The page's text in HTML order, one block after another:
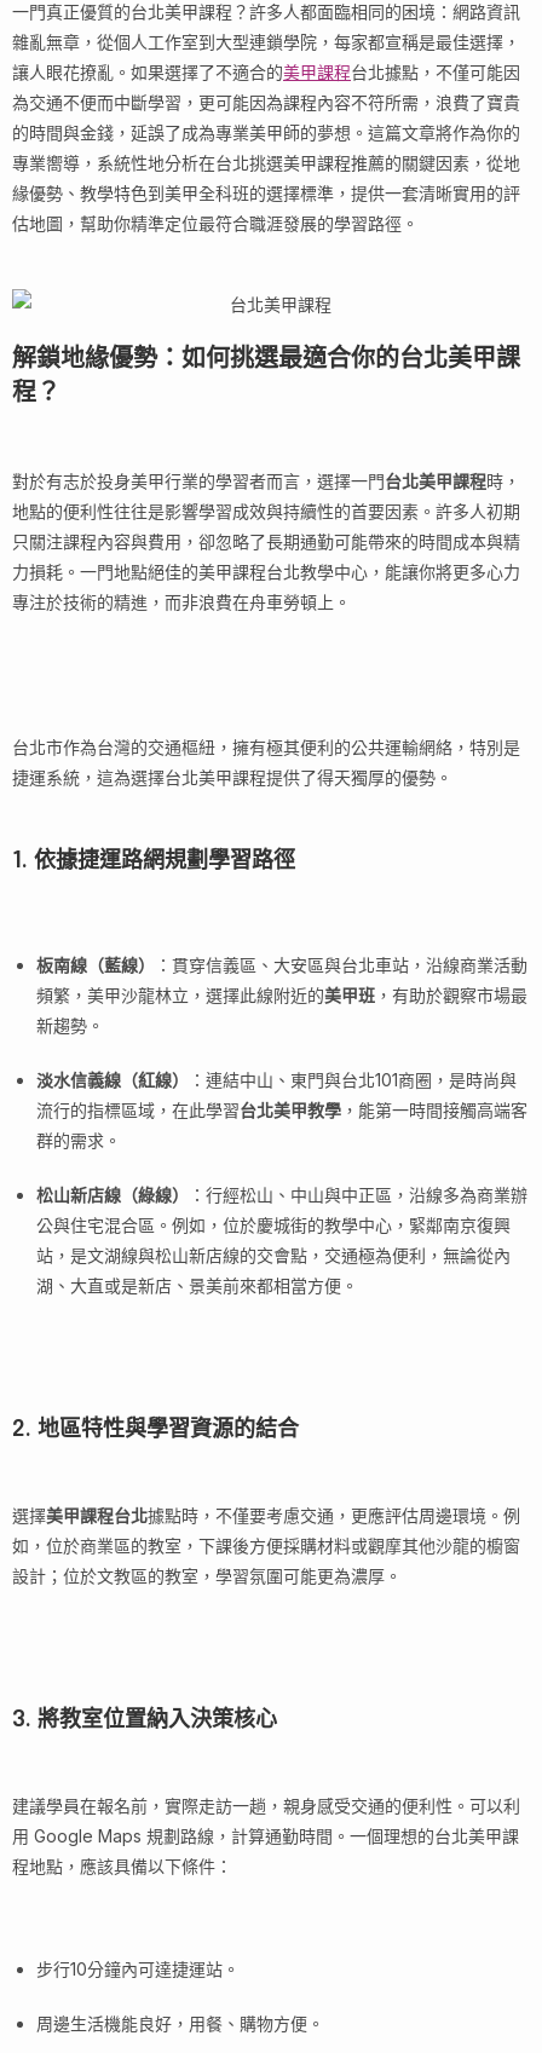
一門真正優質的台北美甲課程？許多人都面臨相同的困境：網路資訊
雜亂無章，從個人工作室到大型連鎖學院，每家都宣稱是最佳選擇，
讓人眼花撩亂。如果選擇了不適合的美甲課程台北據點，不僅可能因
為交通不便而中斷學習，更可能因為課程內容不符所需，浪費了寶貴
的時間與金錢，延誤了成為專業美甲師的夢想。這篇文章將作為你的
專業嚮導，系統性地分析在台北挑選美甲課程推薦的關鍵因素，從地
緣優勢、教學特色到美甲全科班的選擇標準，提供一套清晰實用的評
估地圖，幫助你精準定位最符合職涯發展的學習路徑。
解鎖地緣優勢：如何挑選最適合你的台北美甲課
程？
對於有志於投身美甲行業的學習者而言，選擇一門台北美甲課程時，
地點的便利性往往是影響學習成效與持續性的首要因素。許多人初期
只關注課程內容與費用，卻忽略了長期通勤可能帶來的時間成本與精
力損耗。一門地點絕佳的美甲課程台北教學中心，能讓你將更多心力
專注於技術的精進，而非浪費在舟車勞頓上。
台北市作為台灣的交通樞紐，擁有極其便利的公共運輸網絡，特別是
捷運系統，這為選擇台北美甲課程提供了得天獨厚的優勢。
1. 依據捷運路網規劃學習路徑
板南線（藍線）
：貫穿信義區、大安區與台北車站，沿線商業活動
頻繁，美甲沙龍林立，選擇此線附近的美甲班 ，有助於觀察市場最
新趨勢。
淡水信義線（紅線）
：連結中山、東門與台北101商圈，是時尚與
流行的指標區域，在此學習台北美甲教學 ，能第一時間接觸高端客
群的需求。
松山新店線（綠線）
：行經松山、中山與中正區，沿線多為商業辦
公與住宅混合區。例如，位於慶城街的教學中心，緊鄰南京復興
站，是文湖線與松山新店線的交會點，交通極為便利，無論從內
湖、大直或是新店、景美前來都相當方便。
2. 地區特性與學習資源的結合
選擇美甲課程台北據點時，不僅要考慮交通，更應評估周邊環境。例
如，位於商業區的教室，下課後方便採購材料或觀摩其他沙龍的櫥窗
設計；位於文教區的教室，學習氛圍可能更為濃厚。
3. 將教室位置納入決策核心
建議學員在報名前，實際走訪一趟，親身感受交通的便利性。可以利
用 Google Maps 規劃路線，計算通勤時間。一個理想的台北美甲課
程地點，應該具備以下條件：
步行10分鐘內可達捷運站。
周邊生活機能良好，用餐、購物方便。